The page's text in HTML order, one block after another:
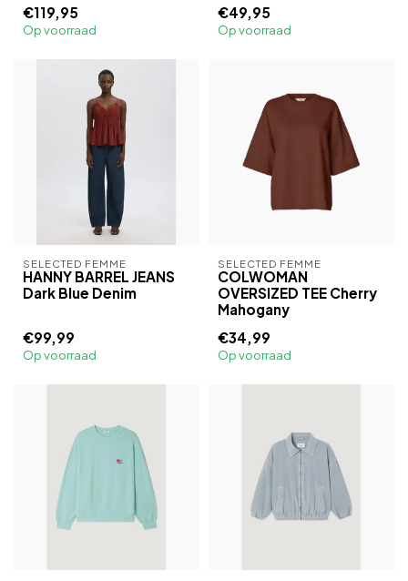
€119,95
Op voorraad
€49,95
Op voorraad
SELECTED FEMME
HANNY BARREL JEANS
Dark Blue Denim
€99,99
Op voorraad
SELECTED FEMME
COLWOMAN
OVERSIZED TEE Cherry
Mahogany
€34,99
Op voorraad